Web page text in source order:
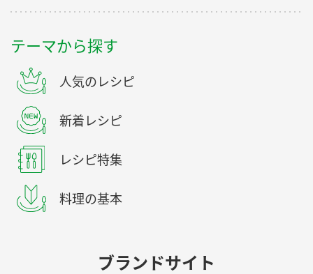
テーマから探す
人気のレシピ
新着レシピ
レシピ特集
料理の基本
ブランドサイト